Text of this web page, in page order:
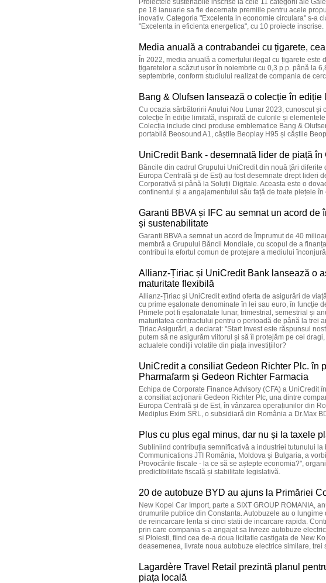
Proiectele sustenabile inscrise la cele 11 categorii ale
pe 18 ianuarie sa fie decernate premiile pentru acele
inovativ. Categoria "Excelenta in economie circulara" s-a
"Excelenta in eficienta energetica", cu 10 proiecte inscrise.
Media anuală a contrabandei cu țigarete,
În 2022, media anuală a comerțului ilegal cu țigarete
țigaretelor a scăzut ușor în noiembrie cu 0,3 p.p. până la
septembrie, conform studiului realizat de compania de
Bang & Olufsen lansează o colecție în
Cu ocazia sărbătoririi Anului Nou Lunar 2023, cunoscut și
colecție în ediție limitată, inspirată de culorile și
Colecția include cinci produse emblematice Bang &
portabilă Beosound A1, căștile Beoplay H95 și căștile
UniCredit Bank - desemnată lider de piață
Băncile din cadrul Grupului UniCredit din nouă țări
Europa Centrală și de Est) au fost desemnate drept lideri
Corporativă și până la Soluții Digitale. Aceasta este o
continentul și a angajamentului său față de toate piețele
Garanti BBVA și IFC au semnat un acord
și sustenabilitate
Garanti BBVA a semnat un acord de împrumut de 40
membră a Grupului Băncii Mondiale, cu scopul de a
contribui la efortul comun de protejare a mediului
Allianz-Țiriac și UniCredit Bank lansează o
maturitate flexibilă
Allianz-Țiriac și UniCredit extind oferta de asigurări de
cu prime eșalonate denominate în lei sau euro, în funcție
Primele pot fi eșalonatate lunar, trimestrial, semestrial și
maturitatea contractului pentru o perioadă de până la trei
Țiriac Asigurări, a declarat: "Start Invest este răspunsul
putem să ne asigurăm viitorul și să îi protejăm pe cei
actualele condiții volatile din piața investițiilor?
UniCredit a consiliat Gedeon Richter Plc. în
Pharmafarm și Gedeon Richter Farmacia
Echipa de Corporate Finance Advisory (CFA) a UniCredit
a consiliat acționarii Gedeon Richter Plc, una dintre
Europa Centrală și de Est, în vânzarea operațiunilor din
Mediplus Exim SRL, o subsidiară din România a Dr.Max
Plus cu plus egal minus, dar nu și la taxele
Subliniind contribuția semnificativă a industriei tutunului
Communications JTI România, Moldova și Bulgaria, a
Provocările fiscale - la ce să se aștepte economia?",
predictibilitate fiscală și stabilitate legislativă.
20 de autobuze BYD au ajuns la Primăriei
New Kopel Car Import, parte a SIXT GROUP ROMANIA,
drumurile publice din Constanta. Autobuzele au o
de reincarcare lenta si cinci statii de incarcare rapida.
prin care compania s-a angajat sa livreze autobuze
si Ploiesti, fiind cea de-a doua licitatie castigata de New
deasemenea, livrate noua autobuze electrice similare,
Lagardère Travel Retail prezintă planul
piața locală